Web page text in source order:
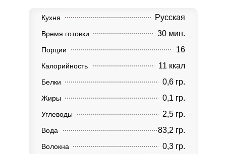
Кухня Русская
Время готовки 30 мин.
Порции 16
Калорийность 11 ккал
Белки 0,6 гр.
Жиры 0,1 гр.
Углеводы 2,5 гр.
Вода 83,2 гр.
Волокна 0,3 гр.